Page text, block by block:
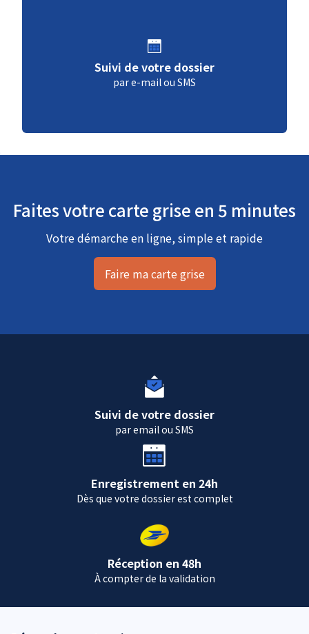
Suivi de votre dossier
par e-mail ou SMS
Faites votre carte grise en 5 minutes
Votre démarche en ligne, simple et rapide
Faire ma carte grise
Suivi de votre dossier
par email ou SMS
Enregistrement en 24h
Dès que votre dossier est complet
Réception en 48h
À compter de la validation